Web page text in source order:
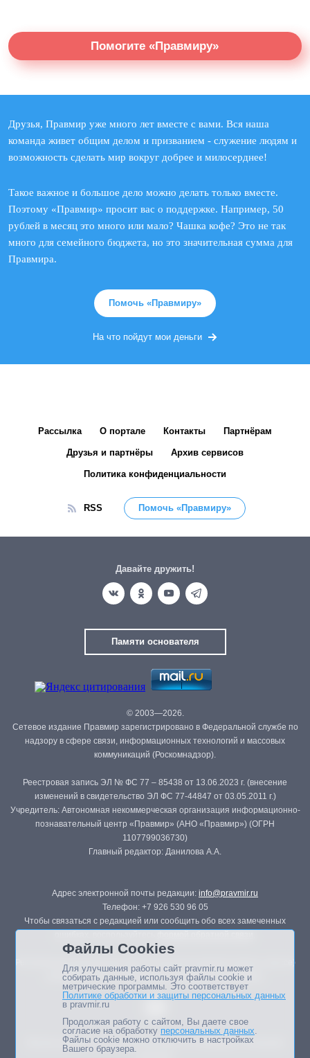
Помогите «Правмиру»
Друзья, Правмир уже много лет вместе с вами. Вся наша
команда живет общим делом и призванием - служение людям и
возможность сделать мир вокруг добрее и милосерднее!
Такое важное и большое дело можно делать только вместе.
Поэтому «Правмир» просит вас о поддержке. Например, 50
рублей в месяц это много или мало? Чашка кофе? Это не так
много для семейного бюджета, но это значительная сумма для
Правмира.
Помочь «Правмиру»
На что пойдут мои деньги
Рассылка О портале Контакты Партнёрам
Друзья и партнёры Архив сервисов
Политика конфиденциальности
RSS Помочь «Правмиру»
Давайте дружить!
Памяти основателя
© 2003—2026.
Сетевое издание Правмир зарегистрировано в Федеральной службе по
надзору в сфере связи, информационных технологий и массовых
коммуникаций (Роскомнадзор).
Реестровая запись ЭЛ № ФС 77 – 85438 от 13.06.2023 г. (внесение
изменений в свидетельство ЭЛ ФС 77-44847 от 03.05.2011 г.)
Учредитель: Автономная некоммерческая организация информационно-
познавательный центр «Правмир» (АНО «Правмир») (ОГРН
1107799036730)
Главный редактор: Данилова А.А.
Адрес электронной почты редакции: info@pravmir.ru
Телефон: +7 926 530 96 05
Чтобы связаться с редакцией или сообщить обо всех замеченных
Републикация материалов сайта в печатных изданиях (книгах, прессе)
возможна только с письменного разрешения редакции.
Мнение авторов статей портала может не совпадать с позицией
Файлы Cookies
Для улучшения работы сайт pravmir.ru может
собирать данные, используя файлы cookie и
метрические программы. Это соответствует
Политике обработки и защиты персональных данных
в pravmir.ru
Продолжая работу с сайтом, Вы даете свое
согласие на обработку персональных данных.
Файлы cookie можно отключить в настройках
Вашего браузера.